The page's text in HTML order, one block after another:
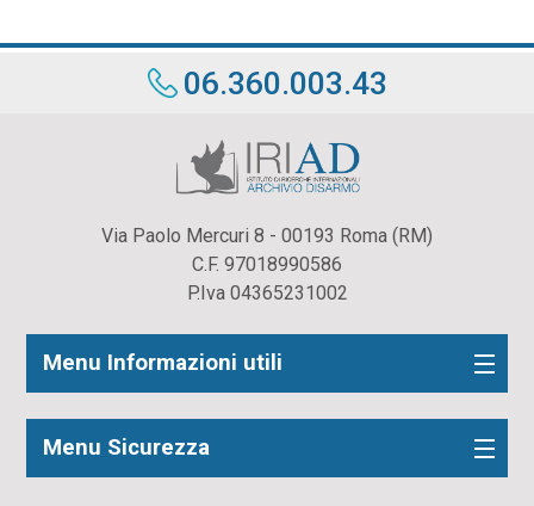
06.360.003.43
Via Paolo Mercuri 8 - 00193 Roma (RM)
C.F. 97018990586
P.Iva 04365231002
Menu Informazioni utili
Menu Sicurezza